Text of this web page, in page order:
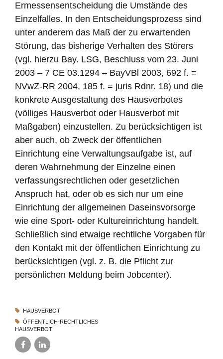
Ermessensentscheidung die Umstände des
Einzelfalles. In den Entscheidungsprozess sind
unter anderem das Maß der zu erwartenden
Störung, das bisherige Verhalten des Störers
(vgl. hierzu Bay. LSG, Beschluss vom 23. Juni
2003 – 7 CE 03.1294 – BayVBl 2003, 692 f. =
NVwZ-RR 2004, 185 f. = juris Rdnr. 18) und die
konkrete Ausgestaltung des Hausverbotes
(völliges Hausverbot oder Hausverbot mit
Maßgaben) einzustellen. Zu berücksichtigen ist
aber auch, ob Zweck der öffentlichen
Einrichtung eine Verwaltungsaufgabe ist, auf
deren Wahrnehmung der Einzelne einen
verfassungsrechtlichen oder gesetzlichen
Anspruch hat, oder ob es sich nur um eine
Einrichtung der allgemeinen Daseinsvorsorge
wie eine Sport- oder Kultureinrichtung handelt.
Schließlich sind etwaige rechtliche Vorgaben für
den Kontakt mit der öffentlichen Einrichtung zu
berücksichtigen (vgl. z. B. die Pflicht zur
persönlichen Meldung beim Jobcenter).
HAUSVERBOT
ÖFFENTLICH-RECHTLICHES
HAUSVERBOT